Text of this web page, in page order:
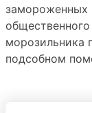
замороженных
морозильника
подсобном